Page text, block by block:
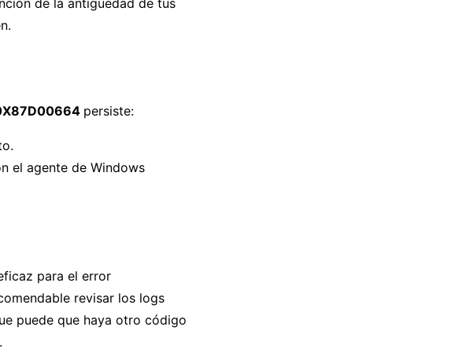
persiste:
el agente de Windows
para el error
revisar los logs
puede que haya otro código